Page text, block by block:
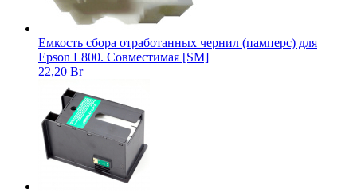
Емкость сбора отработанных чернил (памперс) для
Epson L800. Совместимая [SM]
22,20 Br